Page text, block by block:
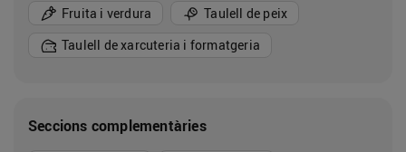
Fruita i verdura
Taulell de peix
Taulell de xarcuteria i formatgeria
Seccions complementàries